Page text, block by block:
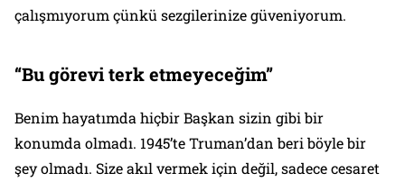
çalışmıyorum çünkü sezgilerinize güveniyorum.
“Bu görevi terk etmeyeceğim”
Benim hayatımda hiçbir Başkan sizin gibi bir
konumda olmadı. 1945’te Truman’dan beri böyle bir
şey olmadı. Size akıl vermek için değil, sadece cesaret